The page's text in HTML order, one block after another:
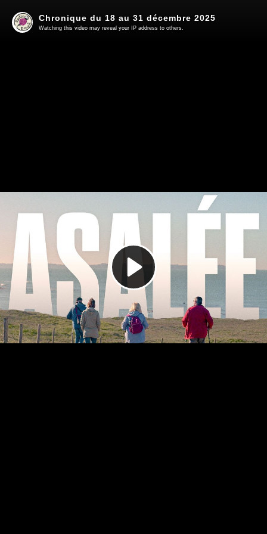
Play
Video
Chronique du 18 au 31 décembre 2025
Watching this video may reveal your IP address to others.